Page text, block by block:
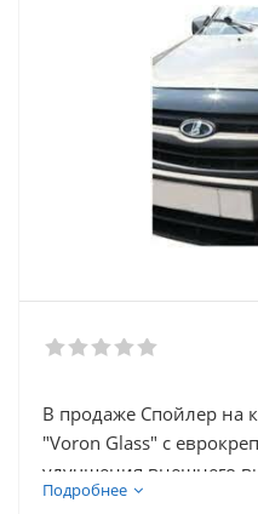
В продаже Спойлер на
"Voron Glass" с
улучшения внешнего
нашем каталоге так же
Подробнее